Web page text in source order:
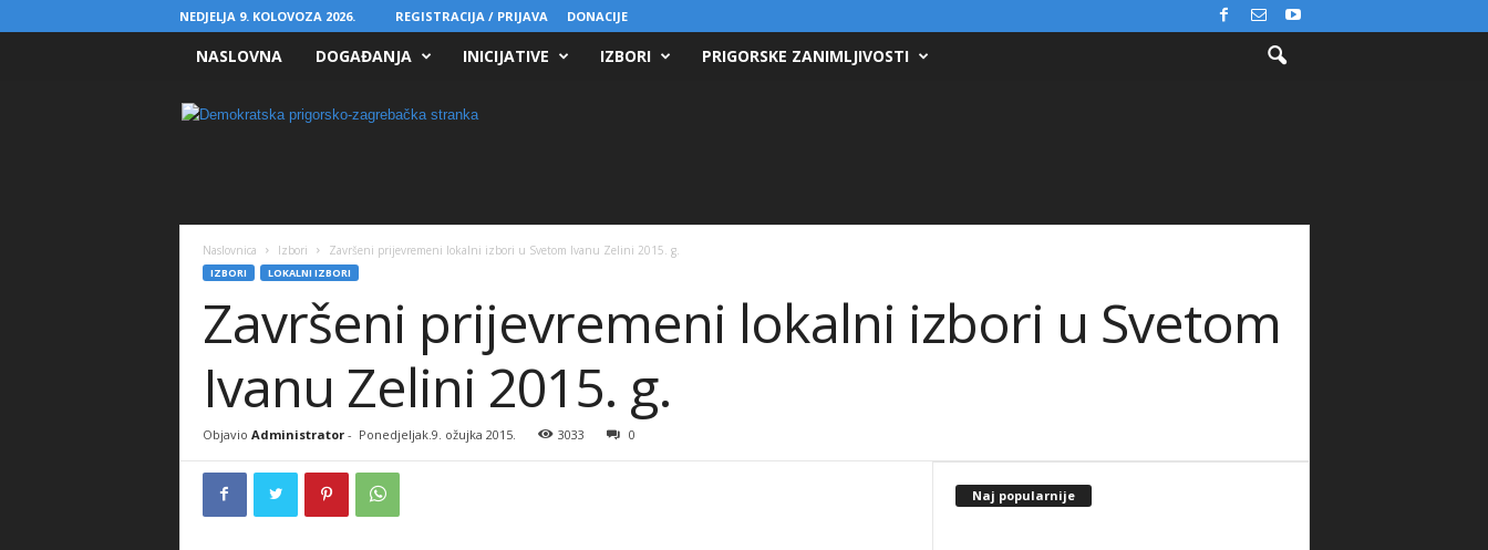
NEDJELJA 9. KOLOVOZA 2026. REGISTRACIJA / PRIJAVA DONACIJE
NASLOVNA DOGAĐANJA INICIJATIVE IZBORI PRIGORSKE ZANIMLJIVOSTI
D
P
Naslovnica Izbori Završeni prijevremeni lokalni izbori u Svetom Ivanu Zelini 2015. g.
IZBORI LOKALNI IZBORI
Završeni prijevremeni lokalni izbori u Svetom
Ivanu Zelini 2015. g.
Objavio Administrator- Ponedjeljak.9. ožujka 2015. 3033 0
Naj popularnije